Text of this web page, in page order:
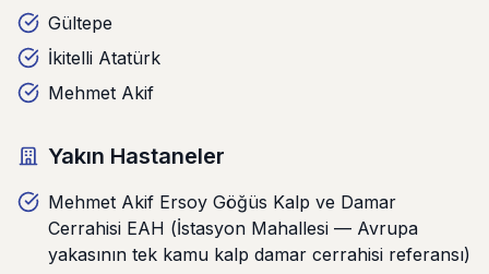
Gültepe
İkitelli Atatürk
Mehmet Akif
Yakın Hastaneler
Mehmet Akif Ersoy Göğüs Kalp ve Damar
Cerrahisi EAH (İstasyon Mahallesi — Avrupa
yakasının tek kamu kalp damar cerrahisi referansı)